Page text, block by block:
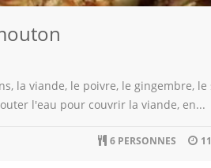
la viande, le poivre, le gingembre, le
l'eau pour couvrir la viande, en...
6 PERSONNES